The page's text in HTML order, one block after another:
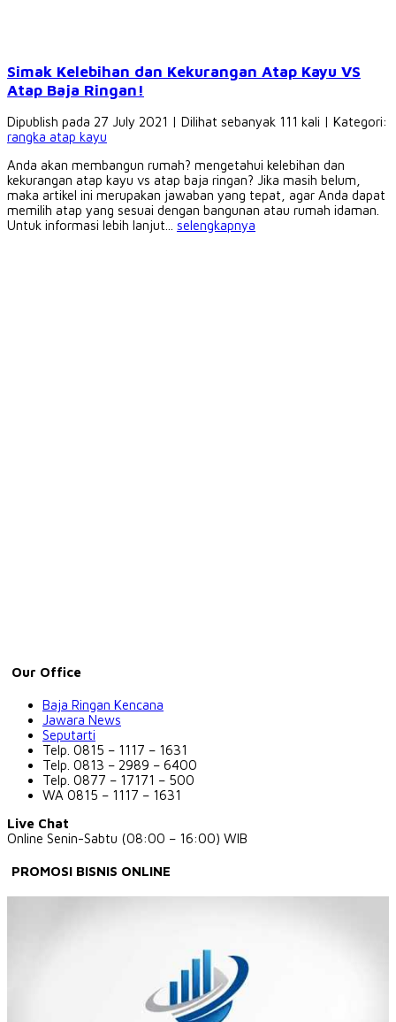
Simak Kelebihan dan Kekurangan Atap Kayu VS
Atap Baja Ringan!
Dipublish pada 27 July 2021 | Dilihat sebanyak 111 kali | Kategori:
rangka atap kayu
Anda akan membangun rumah? mengetahui kelebihan dan
kekurangan atap kayu vs atap baja ringan? Jika masih belum,
maka artikel ini merupakan jawaban yang tepat, agar Anda dapat
memilih atap yang sesuai dengan bangunan atau rumah idaman.
Untuk informasi lebih lanjut... selengkapnya
Our Office
Baja Ringan Kencana
Jawara News
Seputarti
Telp. 0815 – 1117 – 1631
Telp. 0813 – 2989 – 6400
Telp. 0877 – 17171 – 500
WA 0815 – 1117 – 1631
Live Chat
Online Senin-Sabtu (08:00 – 16:00) WIB
PROMOSI BISNIS ONLINE